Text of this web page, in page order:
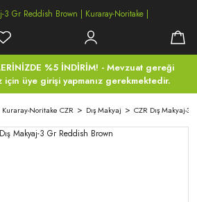
%5 İNDİRİM! - Mevzuat gereği
için üye girişi yapmanız gerekmektedir.
Kuraray-Noritake CZR Dış Makyaj CZR Dış Makyaj-3